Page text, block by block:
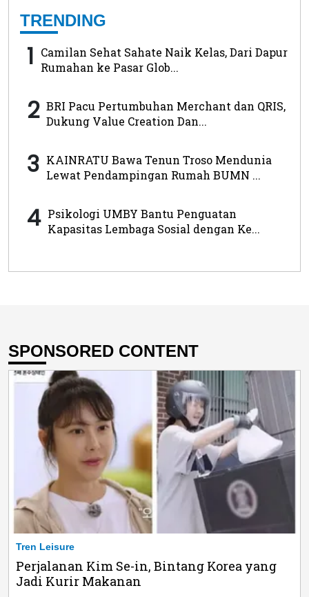
TRENDING
1 Camilan Sehat Sahate Naik Kelas, Dari Dapur
Rumahan ke Pasar Glob...
2 BRI Pacu Pertumbuhan Merchant dan QRIS,
Dukung Value Creation Dan...
3 KAINRATU Bawa Tenun Troso Mendunia
Lewat Pendampingan Rumah BUMN ...
4 Psikologi UMBY Bantu Penguatan
Kapasitas Lembaga Sosial dengan Ke...
SPONSORED CONTENT
Tren Leisure
Perjalanan Kim Se-in, Bintang Korea yang
Jadi Kurir Makanan